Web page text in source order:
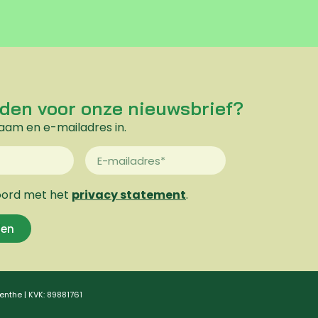
voor onze nieuwsbrief?
en e-mailadres in.
met het privacy statement.
| KVK: 89881761